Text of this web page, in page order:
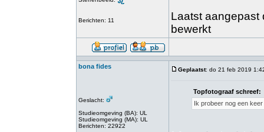
Berichten: 11
Laatst aangepast
bewerkt
bona fides
Geslacht:
Studieomgeving (BA): UL
Studieomgeving (MA): UL
Berichten: 22922
Geplaatst: do 21 feb 2019
Topfotograaf schreef:
Ik probeer nog een